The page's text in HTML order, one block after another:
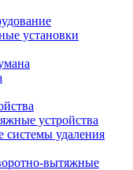
установки
устройства
системы удаления
вытяжные